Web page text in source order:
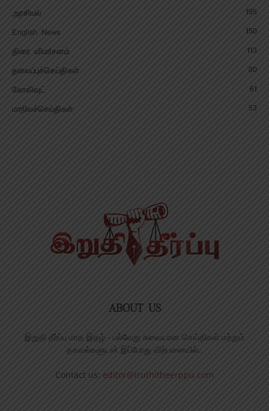
அரசியல்
195
English News
150
திரை விமர்சனம்
113
தலைப்புச்செய்திகள்
80
கோலிவுட்
61
மாநிலச்செய்திகள்
53
ABOUT US
இறுதி தீர்ப்பு மாத இதழ் - பல்வேறு சுவையான செய்திகள் மற்றும்
தகவல்களுடன் இப்போது விற்பனையில்..
Contact us: editor@iruthitheerppu.com